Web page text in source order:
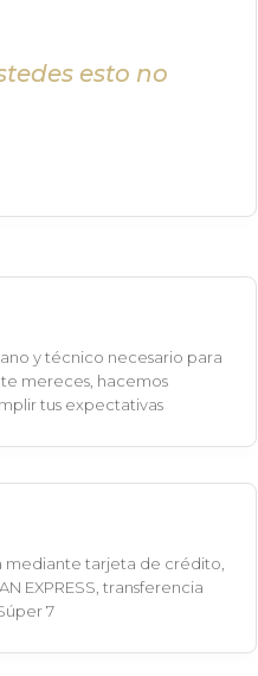
esto no
y técnico necesario para
mereces, hacemos
tus expectativas
mediante tarjeta de crédito,
EXPRESS, transferencia
7